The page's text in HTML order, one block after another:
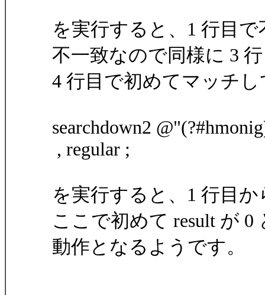
を実行すると、1 行目
不一致なので同様に 3
4 行目で初めてマッチ
searchdown2
, regular ;
を実行すると、1 行目
ここで初めて result が 0
動作となるようです。